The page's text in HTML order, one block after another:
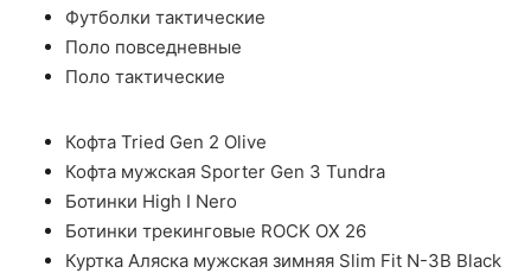
Футболки тактические
Поло повседневные
Поло тактические
Кофта Tried Gen 2 Olive
Кофта мужская Sporter Gen 3 Tundra
Ботинки High I Nero
Ботинки трекинговые ROCK OX 26
Куртка Аляска мужская зимняя Slim Fit N-3B Black